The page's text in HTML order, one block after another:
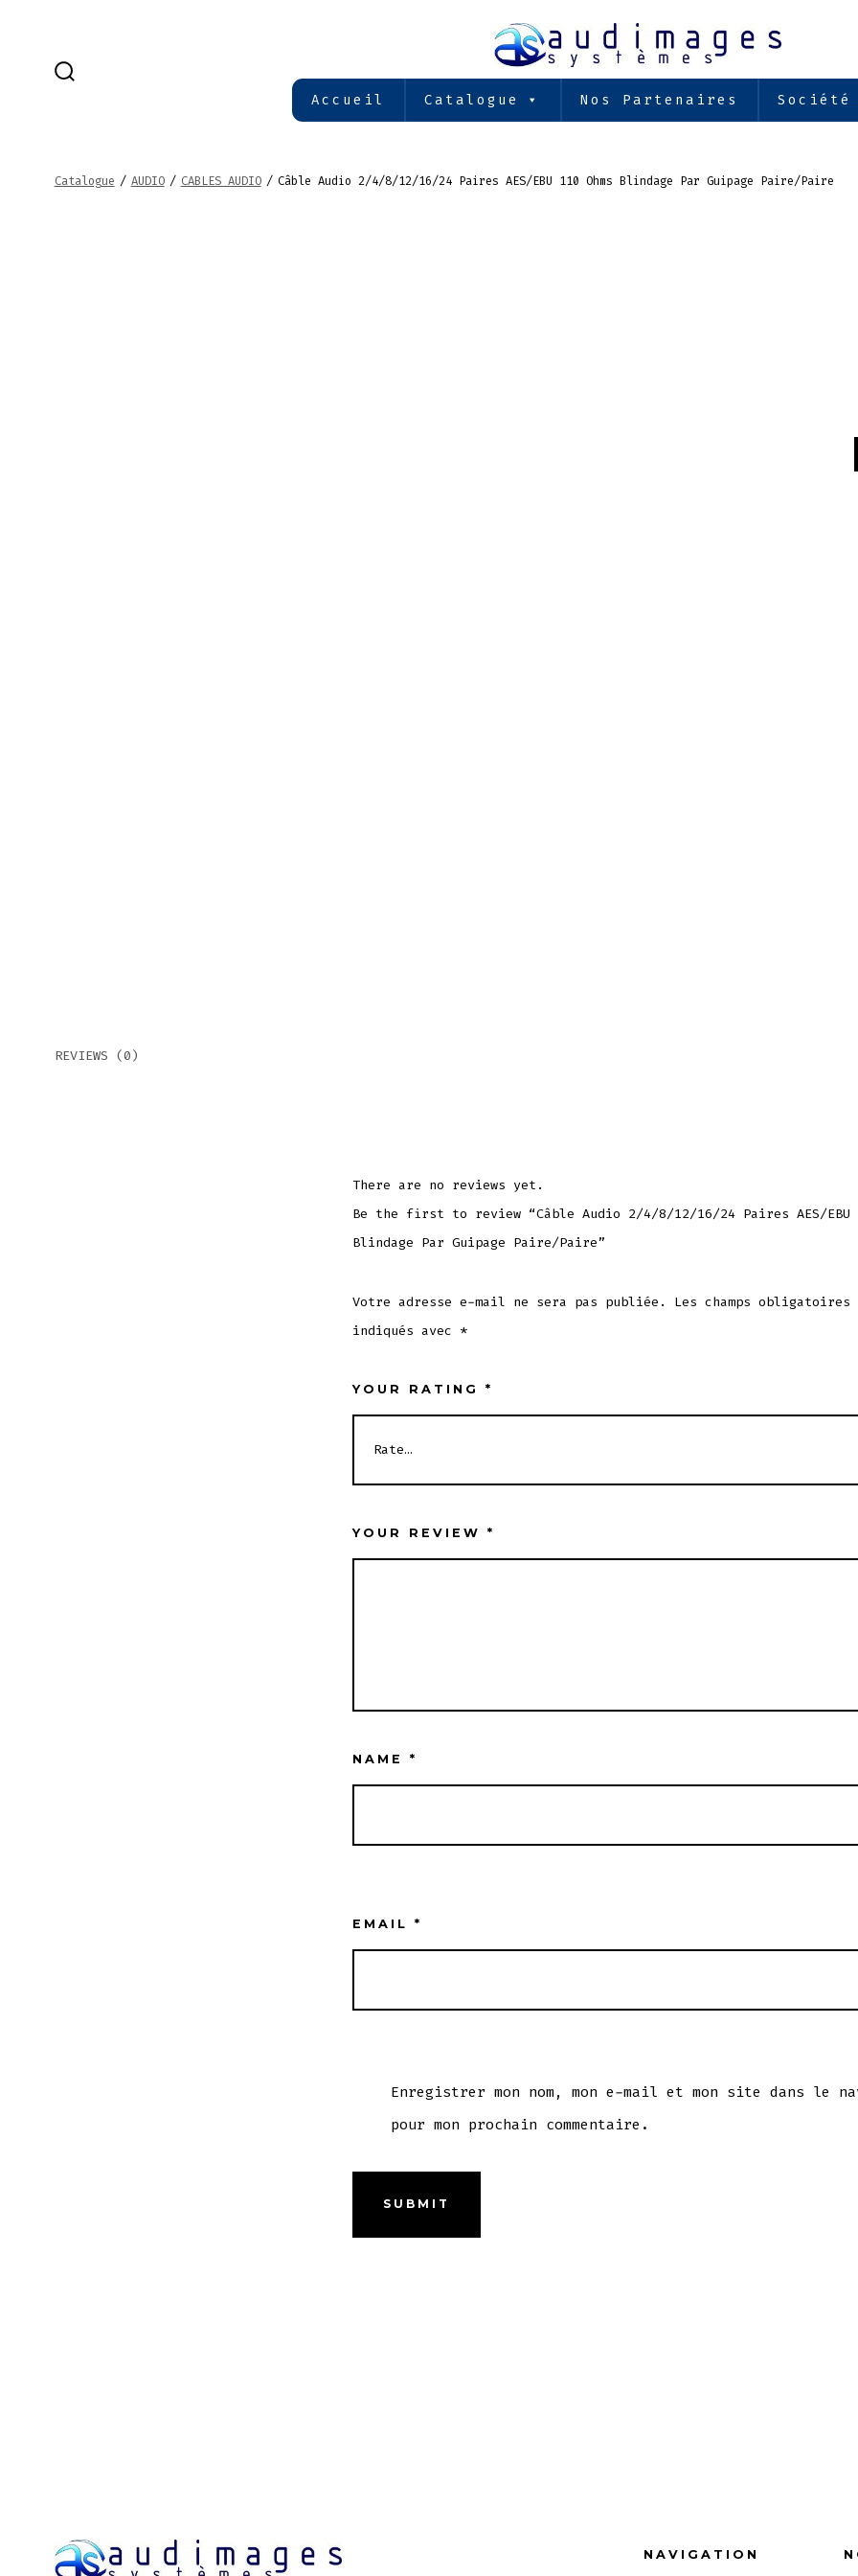
Accueil Catalogue Nos Partenaires Société
Catalogue / AUDIO / CABLES AUDIO / Câble Audio 2/4/8/12/16/24 Paires AES/EBU 110 Ohms Blindage Par Guipage Paire/Paire
REVIEWS (0)
There are no reviews yet.
Be the first to review “Câble Audio 2/4/8/12/16/24 Paires AES/EBU
Blindage Par Guipage Paire/Paire”
Votre adresse e-mail ne sera pas publiée.
Les champs obligatoires
indiqués avec *
YOUR RATING *
YOUR REVIEW *
NAME *
EMAIL *
Enregistrer mon nom, mon e-mail et mon site dans le
pour mon prochain commentaire.
NAVIGATION